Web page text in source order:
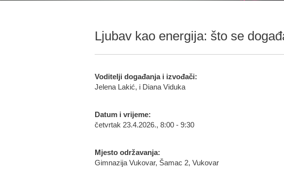
Ljubav kao energija: što se
Voditelji događanja i izvođači:
Jelena Lakić, i Diana Viduka
Datum i vrijeme:
četvrtak 23.4.2026., 8:00 - 9:30
Mjesto održavanja:
Gimnazija Vukovar, Šamac 2, Vukovar